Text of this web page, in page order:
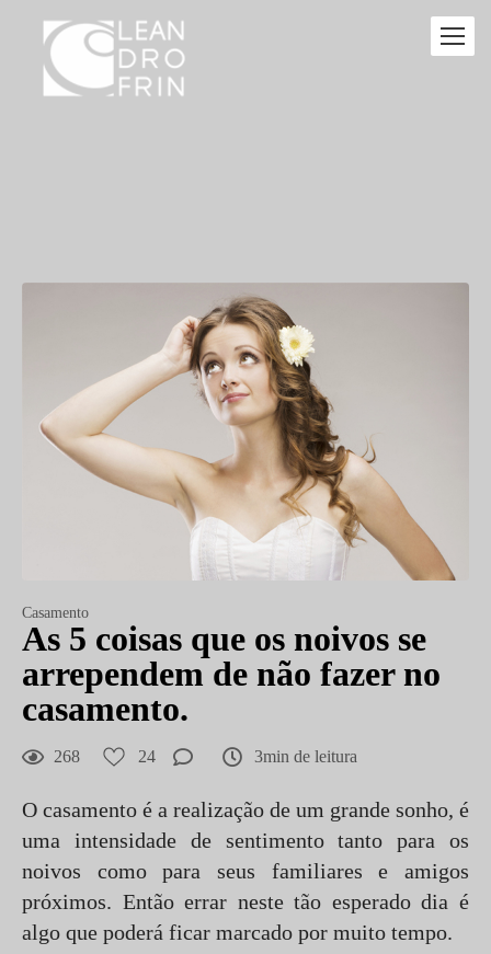
Casamento
As 5 coisas que os noivos se
arrependem de não fazer no
casamento.
268 24 3min de leitura
O casamento é a realização de um grande sonho, é
uma intensidade de sentimento tanto para os
noivos como para seus familiares e amigos
próximos. Então errar neste tão esperado dia é
algo que poderá ficar marcado por muito tempo.